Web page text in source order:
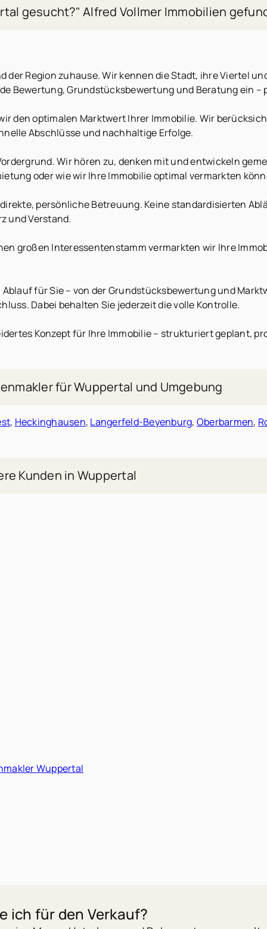
gesucht?" Alfred Vollmer Immobilien
der Region zuhause. Wir kennen die Stadt, ihre Viertel
Bewertung, Grundstücksbewertung und Beratung ein
den optimalen Marktwert Ihrer Immobilie. Wir
Abschlüsse und nachhaltige Erfolge.
Wir hören zu, denken mit und entwickeln
oder wie wir Ihre Immobilie optimal vermarkten
persönliche Betreuung. Keine standardisierten
und Verstand.
großen Interessentenstamm vermarkten wir Ihre
für Sie – von der Grundstücksbewertung und
Dabei behalten Sie jederzeit die volle Kontrolle.
Konzept für Ihre Immobilie – strukturiert geplant,
für Wuppertal und Umgebung
, Heckinghausen, Langerfeld-Beyenburg, Oberbarmen,
Kunden in Wuppertal
Wuppertal
ich für den Verkauf?